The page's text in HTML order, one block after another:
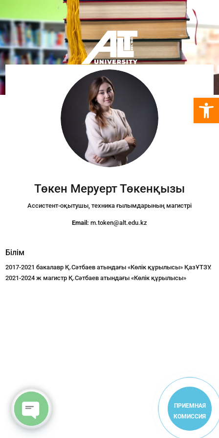
Төкен Меруерт Төкенқызы
Ассистент-оқытушы , техника ғылымдарының магистрі
Email: m.token@alt.edu.kz
Білім
2017-2021 бакалавр Қ.Сәтбаев атындағы «Көлік құрылысы» ҚазҰТЗУ.
2021-2024 ж магистр Қ.Сәтбаев атындағы «Көлік құрылысы»
ПРИЕМНАЯ
КОМИССИЯ
Open